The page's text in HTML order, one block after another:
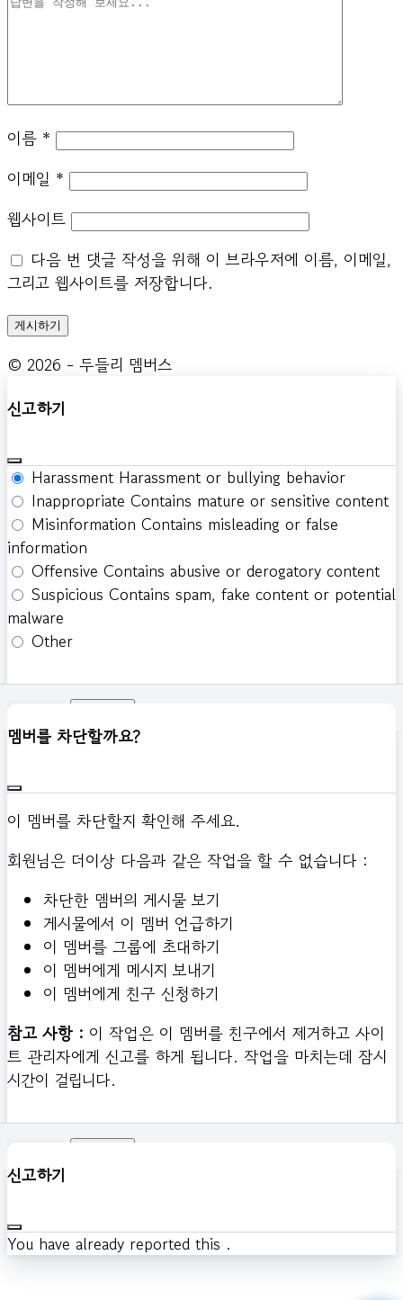
이름 *
이메일 *
웹사이트
다음 번 댓글 작성을 위해 이 브라우저에 이름, 이메일,
그리고 웹사이트를 저장합니다.
© 2026 - 두들리 멤버스
신고하기
Harassment Harassment or bullying behavior
Inappropriate Contains mature or sensitive content
Misinformation Contains misleading or false
information
Offensive Contains abusive or derogatory content
Suspicious Contains spam, fake content or potential
malware
Other
멤버를 차단할까요?
이 멤버를 차단할지 확인해 주세요.
회원님은 더이상 다음과 같은 작업을 할 수 없습니다 :
차단한 멤버의 게시물 보기
게시물에서 이 멤버 언급하기
이 멤버를 그룹에 초대하기
이 멤버에게 메시지 보내기
이 멤버에게 친구 신청하기
참고 사항 : 이 작업은 이 멤버를 친구에서 제거하고 사이
트 관리자에게 신고를 하게 됩니다. 작업을 마치는데 잠시
시간이 걸립니다.
신고하기
You have already reported this .